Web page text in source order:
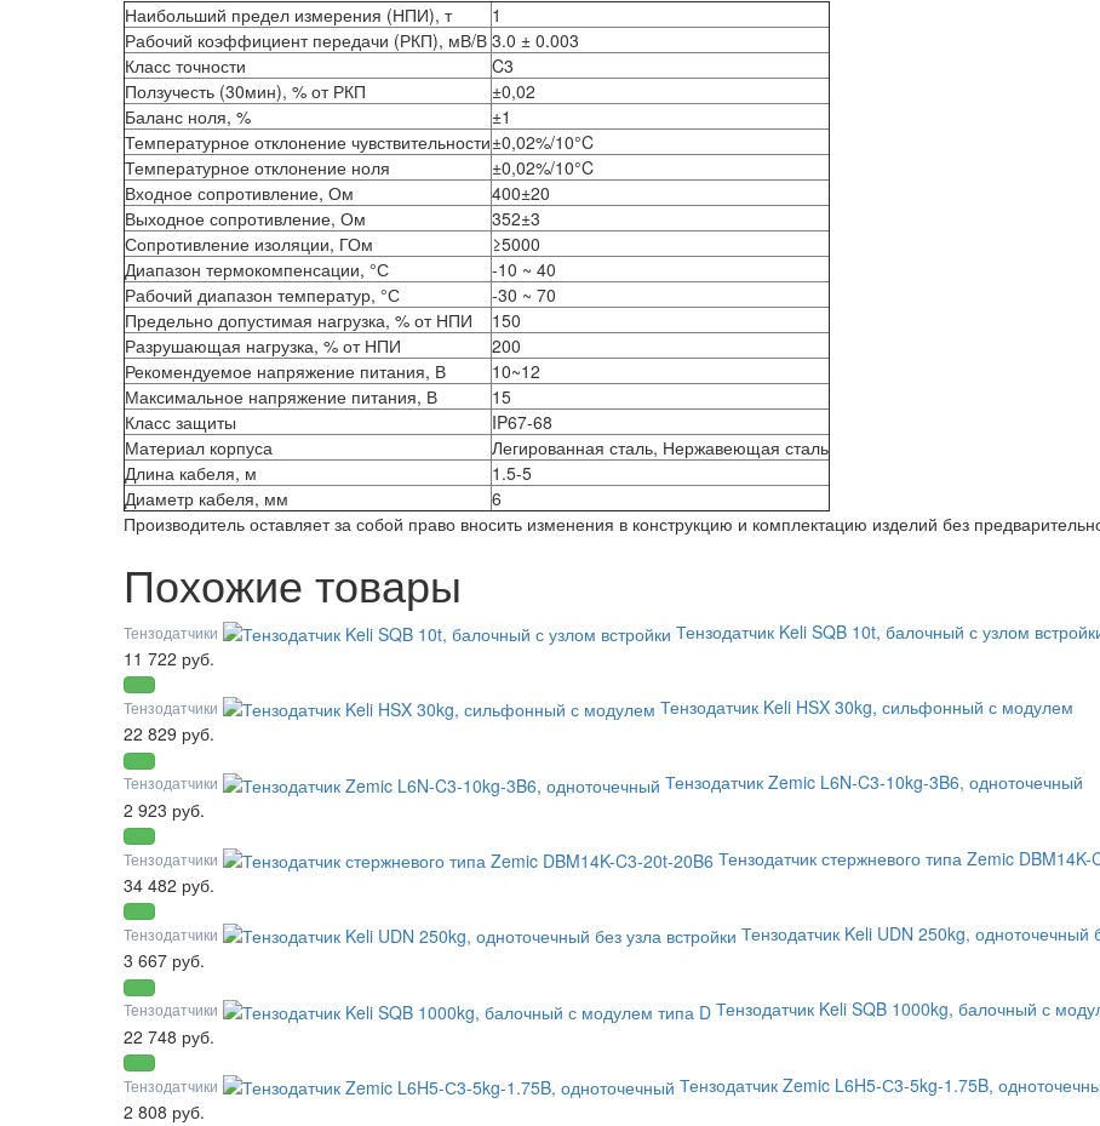
Наибольший предел измерения (НПИ), т
1
Рабочий коэффициент передачи (РКП), мВ/В 3.0 ± 0.003
Класс точности
C3
Ползучесть (30мин), % от РКП
±0,02
Баланс ноля, %
±1
Температурное отклонение чувствительности±0,02%/10°C
Температурное отклонение ноля
±0,02%/10°C
Входное сопротивление, Ом
400±20
Выходное сопротивление, Ом
352±3
Сопротивление изоляции, ГОм
≥5000
Диапазон термокомпенсации, °С
-10 ~ 40
Рабочий диапазон температур, °С
-30 ~ 70
Предельно допустимая нагрузка, % от НПИ
150
Разрушающая нагрузка, % от НПИ
200
Рекомендуемое напряжение питания, В
10~12
Максимальное напряжение питания, В
15
Класс защиты
IP67-68
Материал корпуса
Легированная сталь, Нержавеющая сталь
Длина кабеля, м
1.5-5
Диаметр кабеля, мм
6
Производитель оставляет за собой право вносить изменения в конструкцию и комплектацию изделий без
Похожие товары
Тензодатчики
Тензодатчик Keli SQB 10t, балочный с узлом
11 722 руб.
Тензодатчики
Тензодатчик Keli HSX 30kg, сильфонный с модулем
22 829 руб.
Тензодатчики
Тензодатчик Zemic L6N-C3-10kg-3B6, одноточечный
2 923 руб.
Тензодатчики
Тензодатчик стержневого типа Zemic
34 482 руб.
Тензодатчики
Тензодатчик Keli UDN 250kg, одноточечный
3 667 руб.
Тензодатчики
Тензодатчик Keli SQB 1000kg, балочный с
22 748 руб.
Тензодатчики
Тензодатчик Zemic L6H5-С3-5kg-1.75B,
2 808 руб.